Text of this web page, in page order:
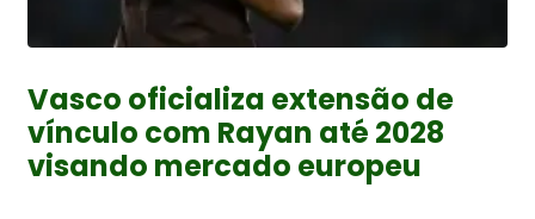
Vasco oficializa extensão de
vínculo com Rayan até 2028
visando mercado europeu